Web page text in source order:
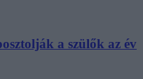
a szülők az év